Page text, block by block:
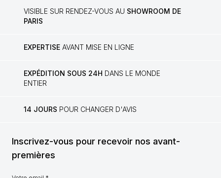
VISIBLE SUR RENDEZ-VOUS AU SHOWROOM DE
PARIS
EXPERTISE AVANT MISE EN LIGNE
EXPÉDITION SOUS 24H DANS LE MONDE
ENTIER
14 JOURS POUR CHANGER D'AVIS
Inscrivez-vous pour recevoir nos avant-
premières